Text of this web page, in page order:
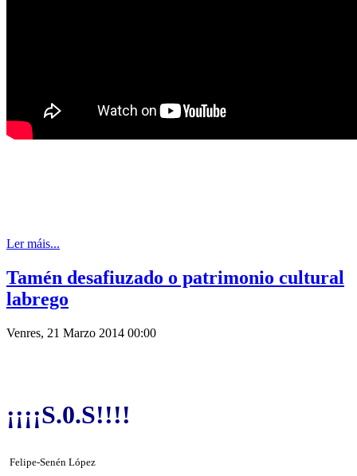
Ler máis...
Tamén desafiuzado o patrimonio cultural
labrego
Venres, 21 Marzo 2014 00:00
¡¡¡¡S.0.S!!!!
Felipe-Senén López